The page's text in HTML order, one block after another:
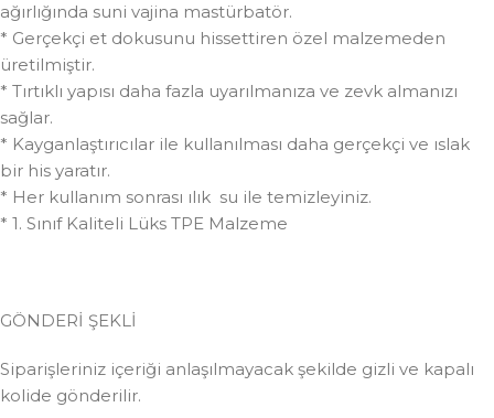
ağırlığında suni vajina mastürbatör.
* Gerçekçi et dokusunu hissettiren özel malzemeden
üretilmiştir.
* Tırtıklı yapısı daha fazla uyarılmanıza ve zevk almanızı
sağlar.
* Kayganlaştırıcılar ile kullanılması daha gerçekçi ve ıslak
bir his yaratır.
* Her kullanım sonrası ılık su ile temizleyiniz.
* 1. Sınıf Kaliteli Lüks TPE Malzeme
GÖNDERİ ŞEKLİ
Siparişleriniz içeriği anlaşılmayacak şekilde gizli ve kapalı
kolide gönderilir.